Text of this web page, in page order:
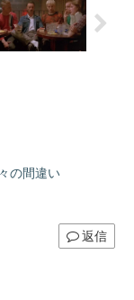
の間違い
返信